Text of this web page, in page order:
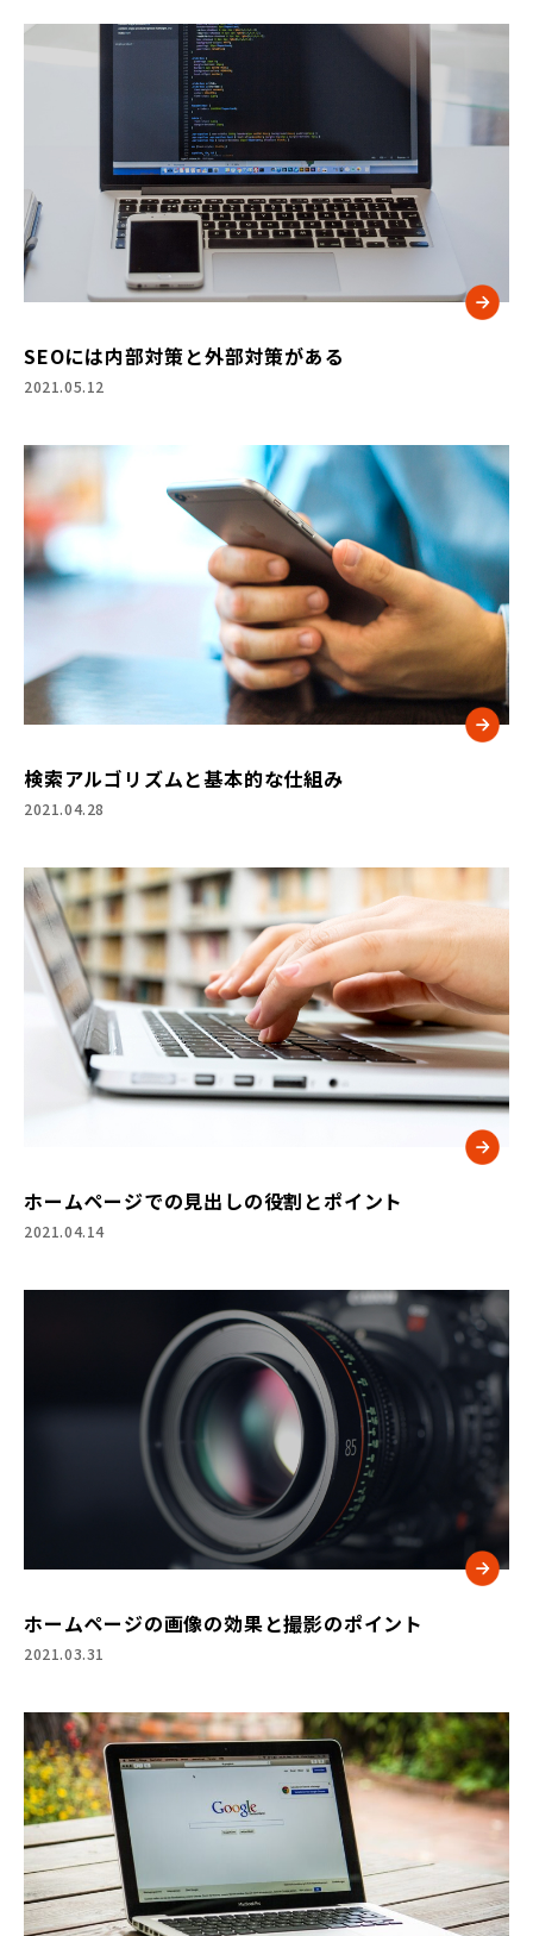
SEOには内部対策と外部対策がある
2021.05.12
検索アルゴリズムと基本的な仕組み
2021.04.28
ホームページでの見出しの役割とポイント
2021.04.14
ホームページの画像の効果と撮影のポイント
2021.03.31